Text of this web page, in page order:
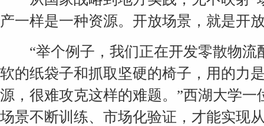
产一样是一种资源。开放场景，就是开
“举个例子，我们正在开发零散物流
软的纸袋子和抓取坚硬的椅子，用的力
源，很难攻克这样的难题。”西湖大学
场景不断训练、市场化验证，才能实现